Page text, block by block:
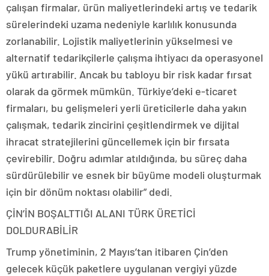
çalışan firmalar, ürün maliyetlerindeki artış ve tedarik
sürelerindeki uzama nedeniyle karlılık konusunda
zorlanabilir. Lojistik maliyetlerinin yükselmesi ve
alternatif tedarikçilerle çalışma ihtiyacı da operasyonel
yükü artırabilir. Ancak bu tabloyu bir risk kadar fırsat
olarak da görmek mümkün. Türkiye’deki e-ticaret
firmaları, bu gelişmeleri yerli üreticilerle daha yakın
çalışmak, tedarik zincirini çeşitlendirmek ve dijital
ihracat stratejilerini güncellemek için bir fırsata
çevirebilir. Doğru adımlar atıldığında, bu süreç daha
sürdürülebilir ve esnek bir büyüme modeli oluşturmak
için bir dönüm noktası olabilir” dedi.
ÇİN’İN BOŞALTTIĞI ALANI TÜRK ÜRETİCİ
DOLDURABİLİR
Trump yönetiminin, 2 Mayıs’tan itibaren Çin’den
gelecek küçük paketlere uygulanan vergiyi yüzde